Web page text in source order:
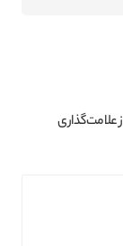
علامت‌گذاری